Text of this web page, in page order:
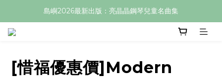
島嶼2026最新出版：亮晶晶鋼琴兒童名曲集
[惜福優惠價]Modern